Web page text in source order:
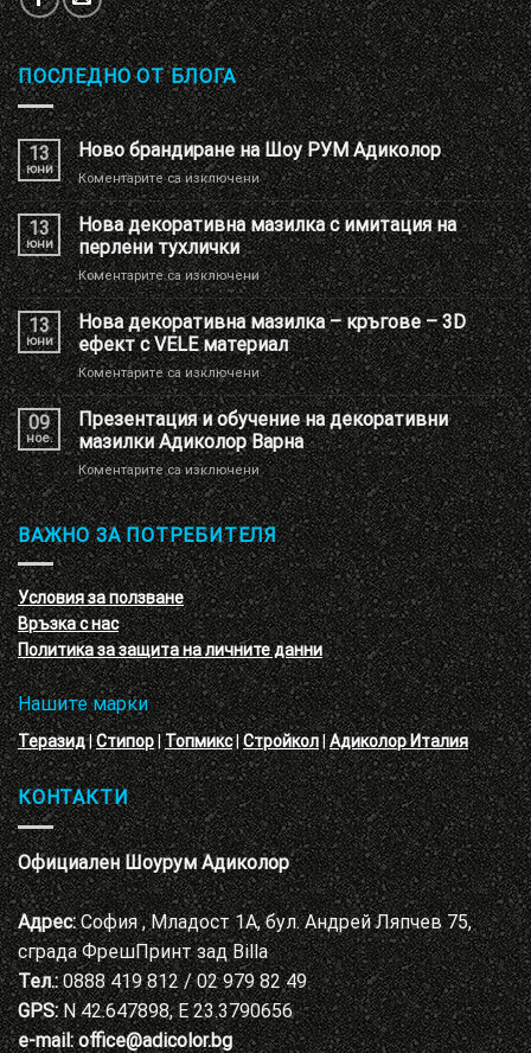
ПОСЛЕДНО ОТ БЛОГА
13
юни
Ново брандиране на Шоу РУМ Адиколор
Коментарите са изключениза
Ново
брандиране
на
Шоу
РУМ
Адиколор
13
юни
Нова декоративна мазилка с имитация на
перлени тухлички
Коментарите са изключениза
Нова
декоративна
мазилка
с
имитация
на
перлени
тухлички
13
юни
Нова декоративна мазилка – кръгове – 3D
ефект с VELE материал
Коментарите са изключениза
Нова
декоративна
мазилка
–
кръгове
–
3D
ефект
с
VELE
материал
09
ное.
Презентация и обучение на декоративни
мазилки Адиколор Варна
Коментарите са изключениза
Презентация
и
обучение
на
декоративни
мазилки
Адиколор
Варна
ВАЖНО ЗА ПОТРЕБИТЕЛЯ
Условия за ползване
Връзка с нас
Политика за защита на личните данни
Нашите марки
Теразид|Стипор|Топмикс|Стройкол|Адиколор Италия
КОНТАКТИ
Официален Шоурум Адиколор
Адрес:София , Младост 1А, бул. Андрей Ляпчев 75,
сграда ФрешПринт зад Billa
Тел.:0888 419 812 / 02 979 82 49
GPS:N 42.647898, E 23.3790656
e-mail: office@adicolor.bg